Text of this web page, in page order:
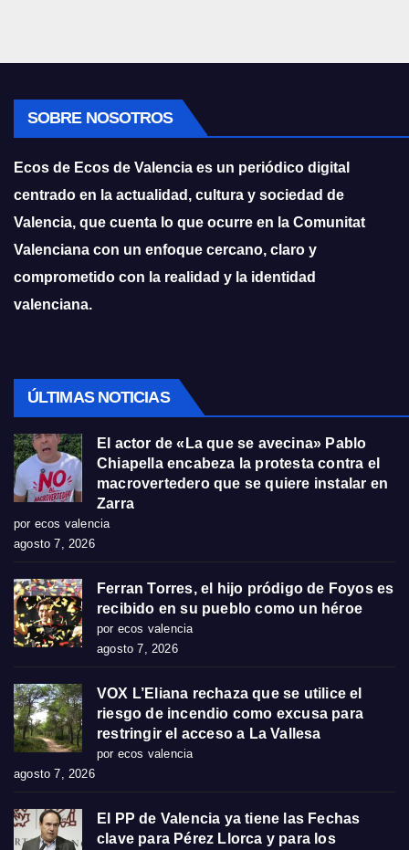
SOBRE NOSOTROS
Ecos de Ecos de Valencia es un periódico digital
centrado en la actualidad, cultura y sociedad de
Valencia, que cuenta lo que ocurre en la Comunitat
Valenciana con un enfoque cercano, claro y
comprometido con la realidad y la identidad
valenciana.
ÚLTIMAS NOTICIAS
El actor de «La que se avecina» Pablo
Chiapella encabeza la protesta contra el
macrovertedero que se quiere instalar en
Zarra
por ecos valencia
agosto 7, 2026
Ferran Torres, el hijo pródigo de Foyos es
recibido en su pueblo como un héroe
por ecos valencia
agosto 7, 2026
VOX L’Eliana rechaza que se utilice el
riesgo de incendio como excusa para
restringir el acceso a La Vallesa
por ecos valencia
agosto 7, 2026
El PP de Valencia ya tiene las Fechas
clave para Pérez Llorca y para los